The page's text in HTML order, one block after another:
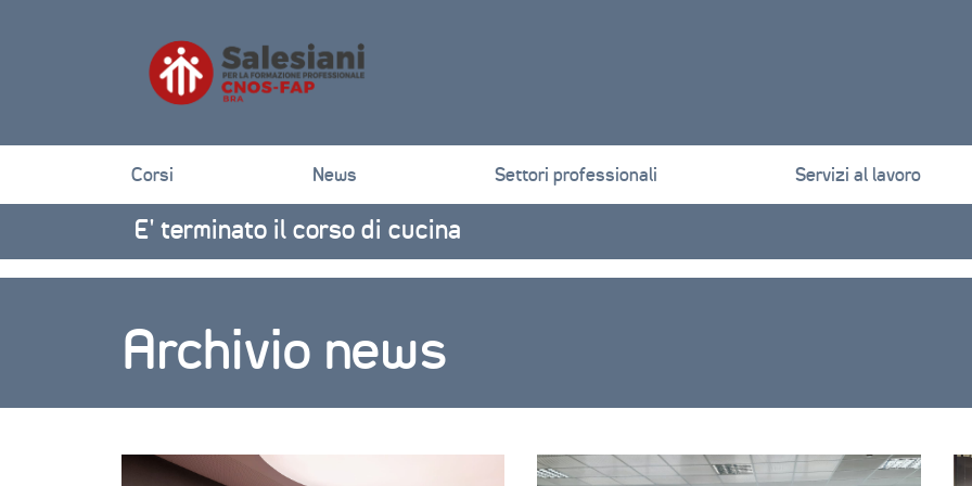
Corsi News Settori professionali Servizi al lavoro
E’ terminato il corso di cucina
Archivio news